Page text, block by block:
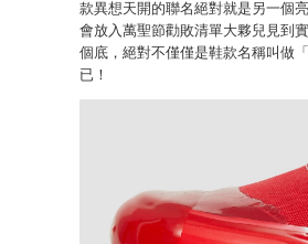
款異想天開的聯名絕對就是另一個
會放入萬聖節勸敗清單大夥兒見到
個底，絕對不僅僅是鞋款名稱叫做
已！